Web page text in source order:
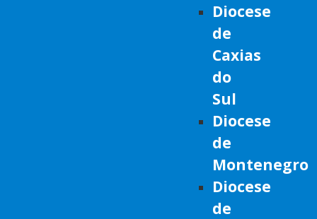
Diocese
de
Caxias
do
Sul
Diocese
de
Montenegro
Diocese
de